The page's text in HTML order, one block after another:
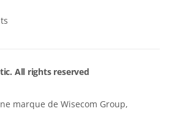
All rights reserved
marque de Wisecom Group,